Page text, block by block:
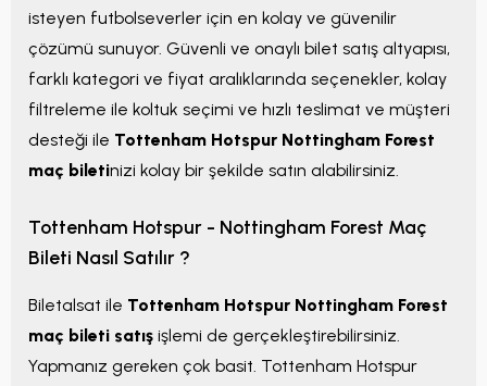
isteyen futbolseverler için en kolay ve güvenilir
çözümü sunuyor. Güvenli ve onaylı bilet satış altyapısı,
farklı kategori ve fiyat aralıklarında seçenekler, kolay
filtreleme ile koltuk seçimi ve hızlı teslimat ve müşteri
desteği ile Tottenham Hotspur Nottingham Forest
maç biletinizi kolay bir şekilde satın alabilirsiniz.
Tottenham Hotspur - Nottingham Forest Maç
Bileti Nasıl Satılır ?
Biletalsat ile Tottenham Hotspur Nottingham Forest
maç bileti satış işlemi de gerçekleştirebilirsiniz.
Yapmanız gereken çok basit. Tottenham Hotspur